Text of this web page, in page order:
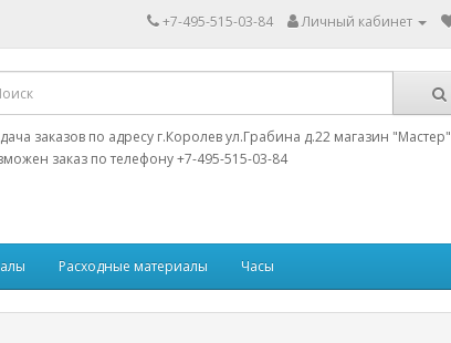
+7-495-515-03-84 Личный кабинет
заказов по адресу г.Королев ул.Грабина д.22 магазин "Мастер"
заказ по телефону +7-495-515-03-84
Расходные материалы Часы